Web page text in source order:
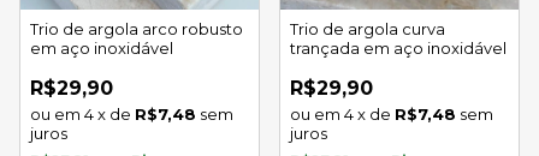
Trio de argola arco robusto
em aço inoxidável
R$29,90
4x de R$7,48 sem
juros
Trio de argola curva
trançada em aço inoxidável
R$29,90
4x de R$7,48 sem
juros